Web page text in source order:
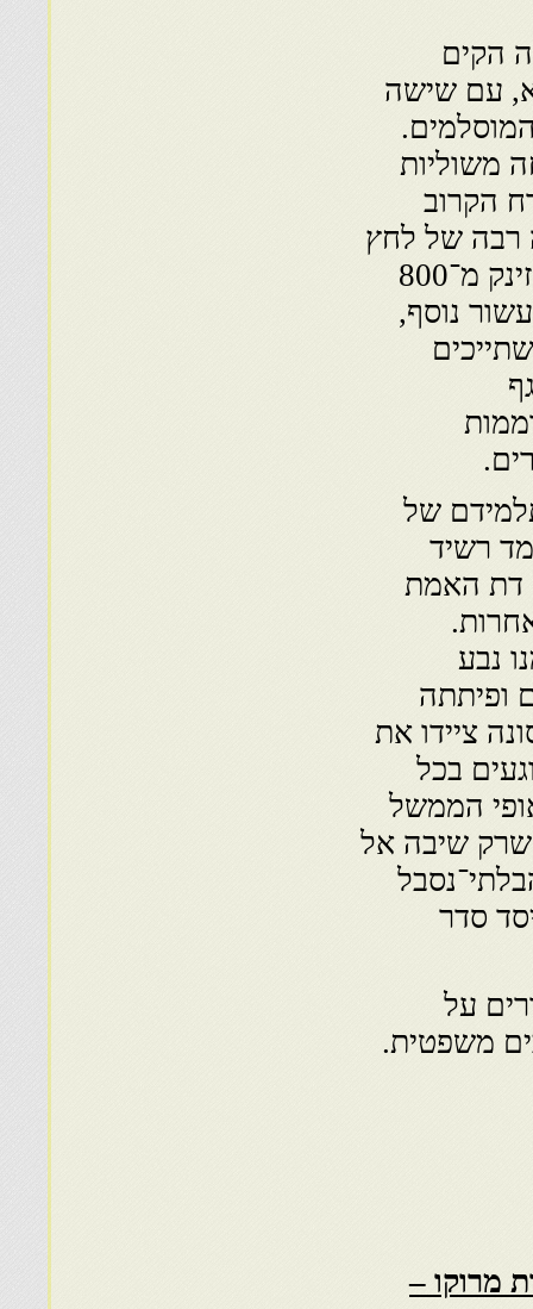
הקים
עם שישה
משוליות
הקרוב
רבה של לחץ
על דעת הקהל ועל חוגי השלטון״. מספר חבריה זינק מ־800
בשנת 1938, ובתום עשור נוסף,
של
רשיד
דת האמת
נבע
ופיתתה
ציידו את
בכל
הממשל
שרק שיבה אל
סדר
על
משפטית.
מרוקו –